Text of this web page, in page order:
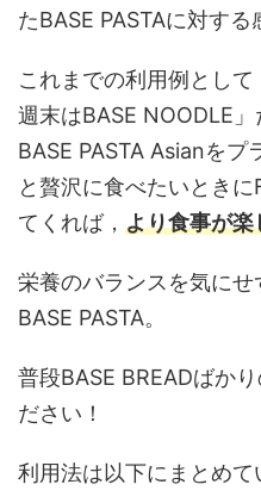
たBASE PASTAに対する
これまでの利用例として
週末はBASE NOODLE
BASE PASTA Asianをプ
と贅沢に食べたいとき
てくれば， より食事が楽
栄養のバランスを気に
BASE PASTA。
普段BASE BREADばか
ださい！
利用法は以下にまとめ